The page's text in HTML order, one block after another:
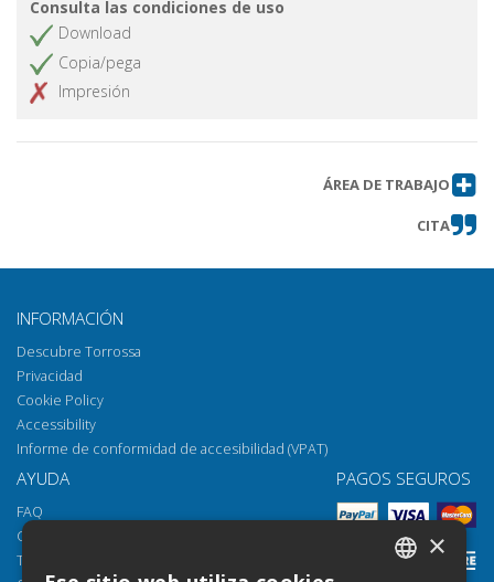
Consulta las condiciones de uso
Download
Copia/pega
Impresión
ÁREA DE TRABAJO
CITA
INFORMACIÓN
Descubre Torrossa
Privacidad
Cookie Policy
Accessibility
Informe de conformidad de accesibilidad (VPAT)
AYUDA
FAQ
Cómo abrir los archivos
Torrossa Reader
PAGOS SEGUROS
×